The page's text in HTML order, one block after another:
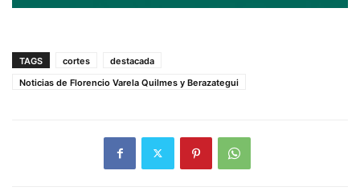
TAGS cortes
destacada
Noticias de Florencio Varela Quilmes y Berazategui